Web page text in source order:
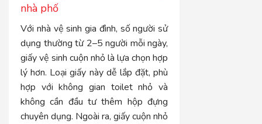
nhà phố
Với nhà vệ sinh gia đình, số người sử
dụng thường từ 2–5 người mỗi ngày,
giấy vệ sinh cuộn nhỏ là lựa chọn hợp
lý hơn. Loại giấy này dễ lắp đặt, phù
hợp với không gian toilet nhỏ và
không cần đầu tư thêm hộp đựng
chuyên dụng. Ngoài ra, giấy cuộn nhỏ